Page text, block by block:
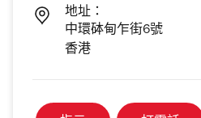
地址：
中環砵甸乍街6號
香港